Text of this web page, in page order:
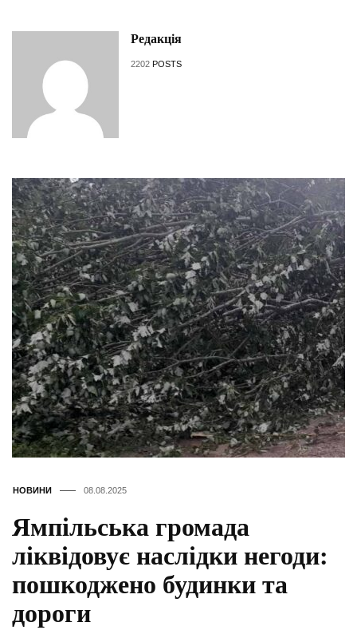
Редакція
2202 POSTS
НОВИНИ 08.08.2025
Ямпільська громада
ліквідовує наслідки негоди:
пошкоджено будинки та
дороги